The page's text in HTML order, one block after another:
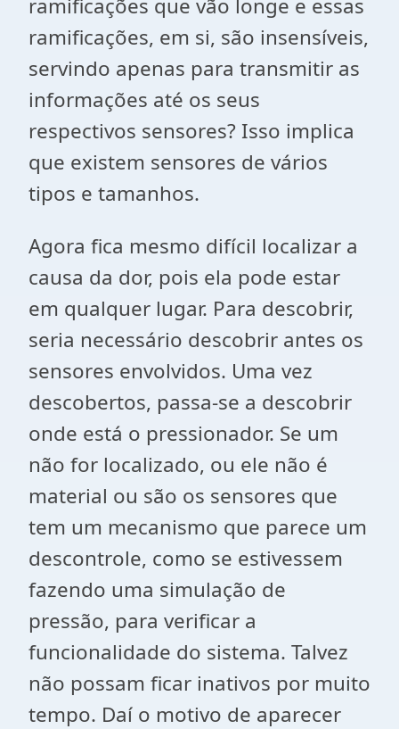
ramificações que vão longe e essas
ramificações, em si, são insensíveis,
servindo apenas para transmitir as
informações até os seus
respectivos sensores? Isso implica
que existem sensores de vários
tipos e tamanhos.
Agora fica mesmo difícil localizar a
causa da dor, pois ela pode estar
em qualquer lugar. Para descobrir,
seria necessário descobrir antes os
sensores envolvidos. Uma vez
descobertos, passa-se a descobrir
onde está o pressionador. Se um
não for localizado, ou ele não é
material ou são os sensores que
tem um mecanismo que parece um
descontrole, como se estivessem
fazendo uma simulação de
pressão, para verificar a
funcionalidade do sistema. Talvez
não possam ficar inativos por muito
tempo. Daí o motivo de aparecer